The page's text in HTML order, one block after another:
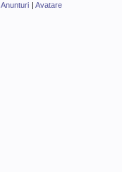
Anunturi | Avatare